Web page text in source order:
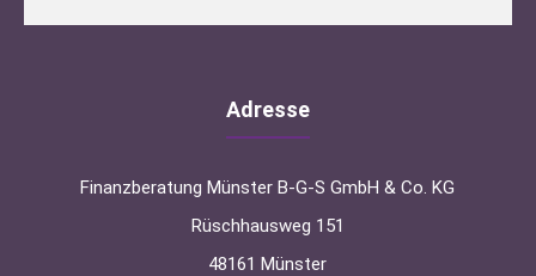
Adresse
Finanzberatung Münster B-G-S GmbH & Co. KG
Rüschhausweg 151
48161 Münster